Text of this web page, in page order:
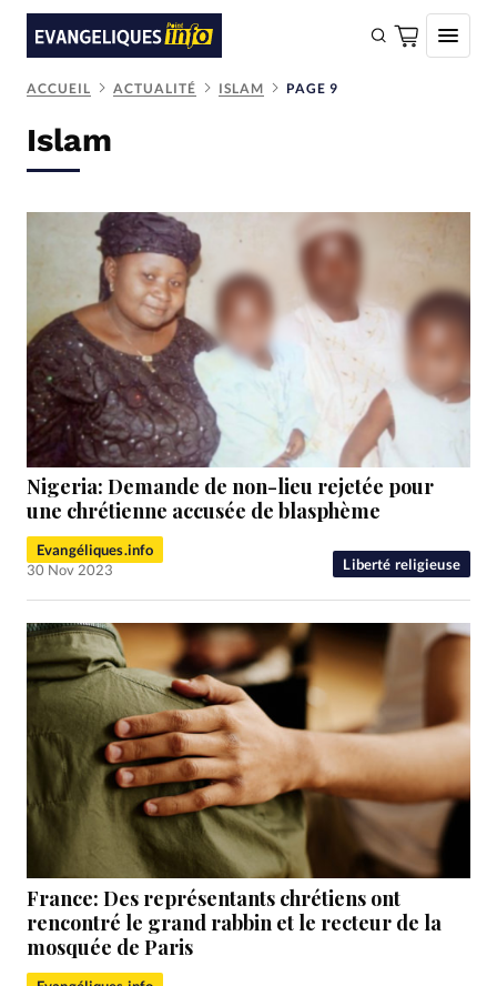
Faire un don
Bible
Toute l'actualité
Se connecter
Devise:CHF
RUBRIQUES
Eglises
Histoire
Liberté religieuse
Société
ACCUEIL ACTUALITÉ ISLAM PAGE 9
Islam
Liberté religieuse
Nigeria: Demande de non-lieu rejetée pour
une chrétienne accusée de blasphème
Evangéliques.info
30 Nov 2023
France: Des représentants chrétiens ont
rencontré le grand rabbin et le recteur de la
mosquée de Paris